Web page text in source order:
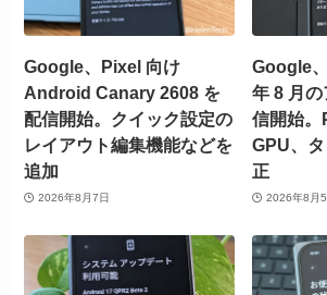
Google、Pixel 向け
Android Canary 2608 を
配信開始。クイック設定の
レイアウト編集機能などを
追加
2026年8月7日
Google
年 8 月
信開始。
GPU、
正
2026年8月5